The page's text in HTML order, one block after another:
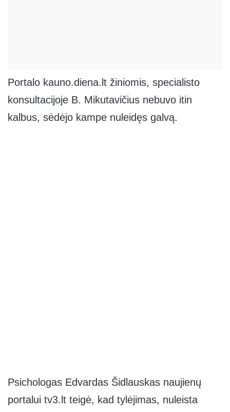
Portalo kauno.diena.lt žiniomis, specialisto
konsultacijoje B. Mikutavičius nebuvo itin
kalbus, sėdėjo kampe nuleidęs galvą.
Psichologas Edvardas Šidlauskas naujienų
portalui tv3.lt teigė, kad tylėjimas, nuleista